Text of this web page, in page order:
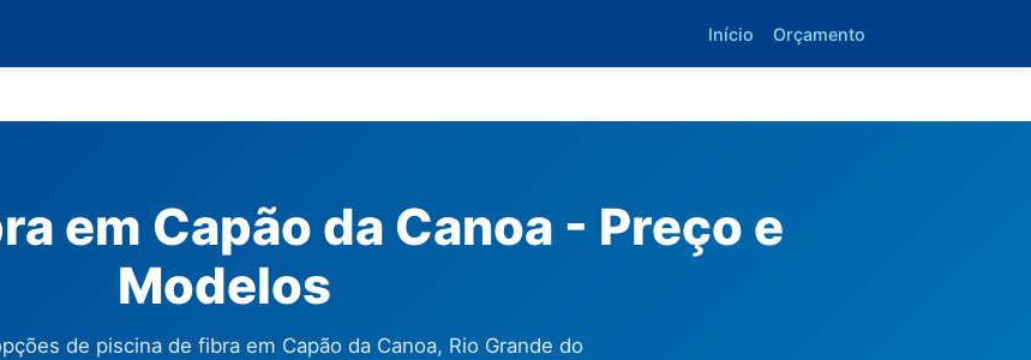
Início Orçamento
em Capão da Canoa - Preço e
Modelos
de piscina de fibra em Capão da Canoa, Rio Grande do